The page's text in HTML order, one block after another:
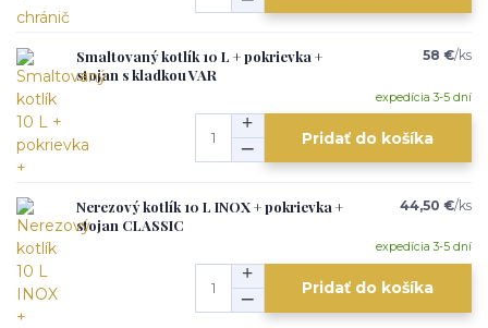
Smaltovaný kotlík 10 L + pokrievka +
stojan s kladkou VAR
58 €/ks
expedícia 3-5 dní
Pridať do košíka
Nerezový kotlík 10 L INOX + pokrievka +
stojan CLASSIC
44,50 €/ks
expedícia 3-5 dní
Pridať do košíka